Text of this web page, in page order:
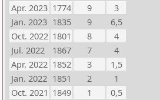
Apr. 2023 1774 9
3
Jan. 2023 1835 9
6,5
Oct. 2022 1801 8
4
Jul. 2022
1867 7
4
Apr. 2022 1852 3
1,5
Jan. 2022 1851 2
1
Oct. 2021 1849 1
0,5